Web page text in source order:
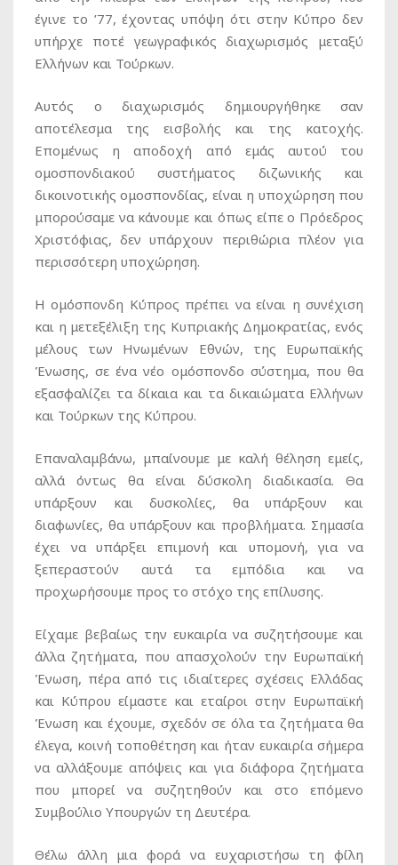
έγινε το ’77, έχοντας υπόψη ότι στην Κύπρο δεν
υπήρχε ποτέ γεωγραφικός διαχωρισμός μεταξύ
Ελλήνων και Τούρκων.
Αυτός ο διαχωρισμός δημιουργήθηκε σαν
αποτέλεσμα της εισβολής και της κατοχής.
Επομένως η αποδοχή από εμάς αυτού του
ομοσπονδιακού συστήματος διζωνικής και
δικοινοτικής ομοσπονδίας, είναι η υποχώρηση που
μπορούσαμε να κάνουμε και όπως είπε ο Πρόεδρος
Χριστόφιας, δεν υπάρχουν περιθώρια πλέον για
περισσότερη υποχώρηση.
Η ομόσπονδη Κύπρος πρέπει να είναι η συνέχιση
και η μετεξέλιξη της Κυπριακής Δημοκρατίας, ενός
μέλους των Ηνωμένων Εθνών, της Ευρωπαϊκής
Ένωσης, σε ένα νέο ομόσπονδο σύστημα, που θα
εξασφαλίζει τα δίκαια και τα δικαιώματα Ελλήνων
και Τούρκων της Κύπρου.
Επαναλαμβάνω, μπαίνουμε με καλή θέληση εμείς,
αλλά όντως θα είναι δύσκολη διαδικασία. Θα
υπάρξουν και δυσκολίες, θα υπάρξουν και
διαφωνίες, θα υπάρξουν και προβλήματα. Σημασία
έχει να υπάρξει επιμονή και υπομονή, για να
ξεπεραστούν αυτά τα εμπόδια και να
προχωρήσουμε προς το στόχο της επίλυσης.
Είχαμε βεβαίως την ευκαιρία να συζητήσουμε και
άλλα ζητήματα, που απασχολούν την Ευρωπαϊκή
Ένωση, πέρα από τις ιδιαίτερες σχέσεις Ελλάδας
και Κύπρου είμαστε και εταίροι στην Ευρωπαϊκή
Ένωση και έχουμε, σχεδόν σε όλα τα ζητήματα θα
έλεγα, κοινή τοποθέτηση και ήταν ευκαιρία σήμερα
να αλλάξουμε απόψεις και για διάφορα ζητήματα
που μπορεί να συζητηθούν και στο επόμενο
Συμβούλιο Υπουργών τη Δευτέρα.
Θέλω άλλη μια φορά να ευχαριστήσω τη φίλη